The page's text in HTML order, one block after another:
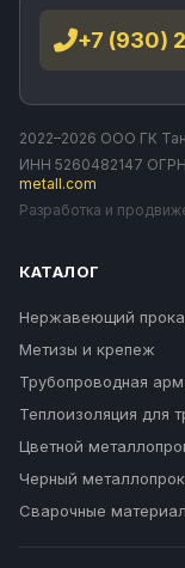
+7 (930)
2022–2026 ООО ГК
ИНН 5260482147
metall.com
Разработка и
КАТАЛОГ
Нержавеющий
Метизы и крепеж
Трубопроводная
Теплоизоляция для
Цветной
Черный
Сварочные